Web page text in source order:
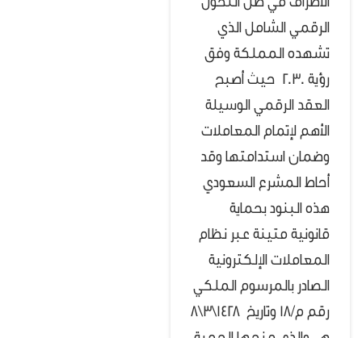
الأطراف في ظل التحول
الرقمي الشامل الذي
تشهده المملكة وفق
رؤية 2030 حيث أصبح
العقد الرقمي الوسيلة
الأهم لإتمام المعاملات
وضمان استدامتها وقد
أحاط المشرع السعودي
هذه البنود بحماية
قانونية متينة عبر نظام
المعاملات الإلكترونية
الصادر بالمرسوم الملكي
رقم م/18 وتاريخ 1428\3\8